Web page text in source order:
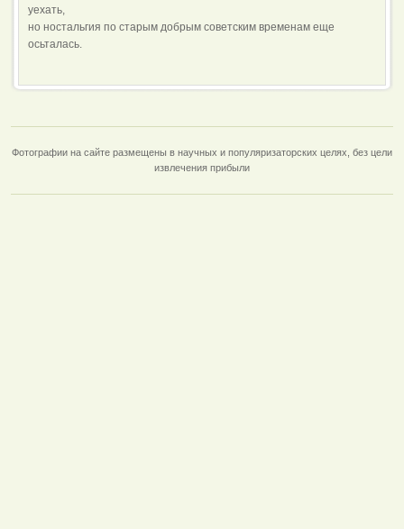
уехать,
но ностальгия по старым добрым советским временам еще
осьталась.
Фотографии на сайте размещены в научных и популяризаторских целях, без цели
извлечения прибыли